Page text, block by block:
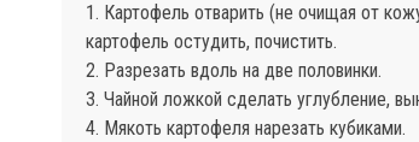
1. Картофель отварить (не очищая от
картофель остудить, почистить.
2. Разрезать вдоль на две половинки.
3. Чайной ложкой сделать углубление,
4. Мякоть картофеля нарезать кубиками.